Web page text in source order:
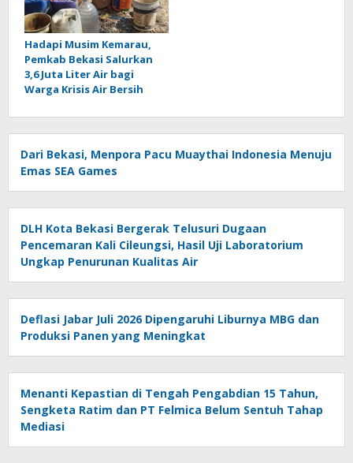
Hadapi Musim Kemarau,
Pemkab Bekasi Salurkan
3,6 Juta Liter Air bagi
Warga Krisis Air Bersih
Dari Bekasi, Menpora Pacu Muaythai Indonesia Menuju
Emas SEA Games
DLH Kota Bekasi Bergerak Telusuri Dugaan
Pencemaran Kali Cileungsi, Hasil Uji Laboratorium
Ungkap Penurunan Kualitas Air
Deflasi Jabar Juli 2026 Dipengaruhi Liburnya MBG dan
Produksi Panen yang Meningkat
Menanti Kepastian di Tengah Pengabdian 15 Tahun,
Sengketa Ratim dan PT Felmica Belum Sentuh Tahap
Mediasi